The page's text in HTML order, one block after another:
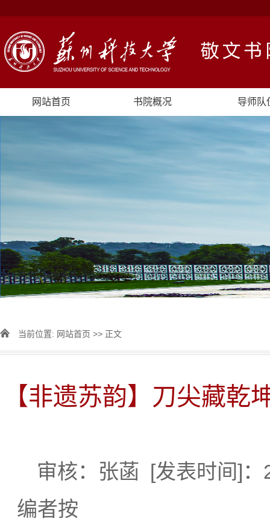
网站首页 书院概况 导师队
当前位置: 网站首页 >> 正文
【非遗苏韵】刀尖藏
审核：张菡 [发表时间]
编者按